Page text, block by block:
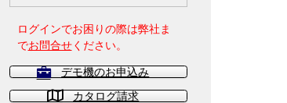
ログインでお困りの際は弊社ま
でお問合せください。
デモ機のお申込み
カタログ請求